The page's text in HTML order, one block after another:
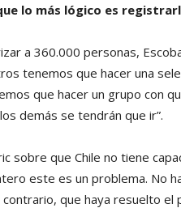
lo más lógico es
a 360.000 personas,
tenemos que hacer una
que hacer un grupo con
demás se tendrán que ir”.
sobre que Chile no tiene
este es un problema. No
que haya resuelto el